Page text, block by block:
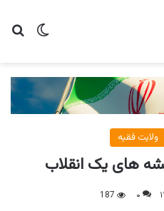
تغییر
ولایت فقیه
های یک انقلاب
۰ 187